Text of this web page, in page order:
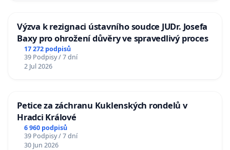
Výzva k rezignaci ústavního soudce JUDr. Josefa
Baxy pro ohrožení důvěry ve spravedlivý proces
17 272 podpisů
39 Podpisy / 7 dní
2 Jul 2026
Petice za záchranu Kuklenských rondelů v
Hradci Králové
6 960 podpisů
39 Podpisy / 7 dní
30 Jun 2026